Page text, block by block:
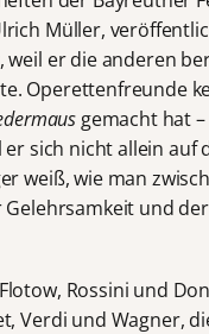
Müller,
weil er die anderen
Operettenfreunde
gemacht hat
sich nicht allein
weiß, wie man
und
Rossini und
Verdi und Wagner,